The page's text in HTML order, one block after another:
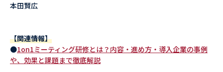
本田賢広
【関連情報】
●1on1ミーティング研修とは？内容・進め方・導入企業の事例
や、効果と課題まで徹底解説